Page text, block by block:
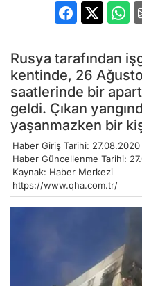
Rusya tarafından
kentinde, 26
saatlerinde bir
geldi. Çıkan
yaşanmazken bir
Haber Giriş Tarihi: 27.08.2020
Haber Güncellenme Tarihi:
Kaynak: Haber Merkezi
https://www.qha.com.tr/